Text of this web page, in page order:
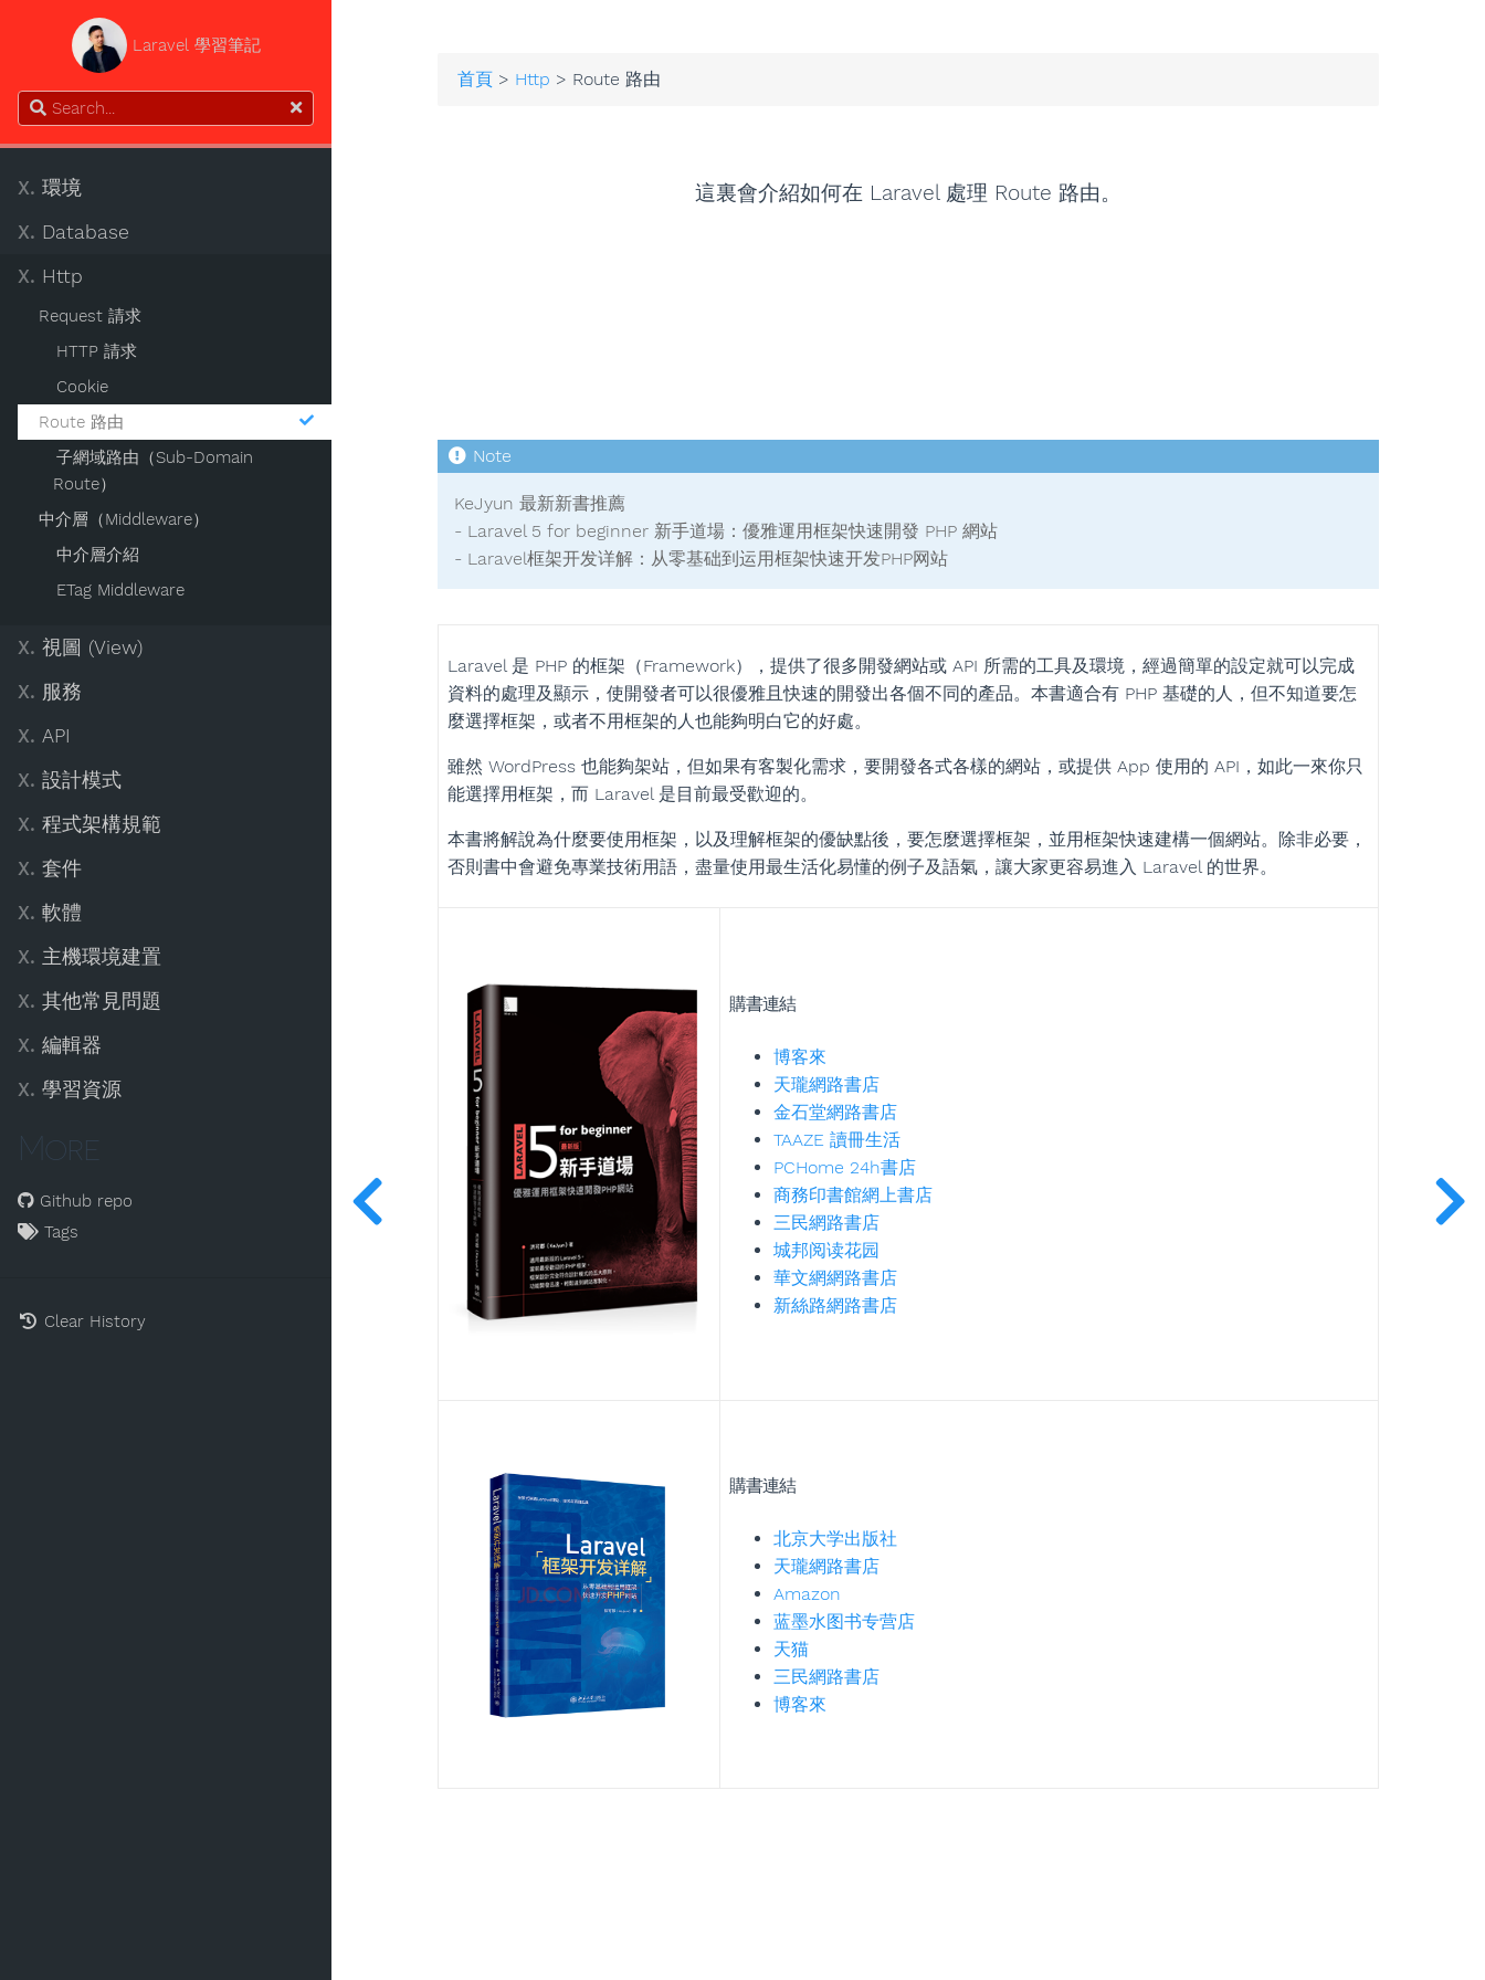
Laravel 學習筆記
X. 環境
X. Database
X. Http
Request 請求
HTTP 請求
Cookie
Route 路由
子網域路由（Sub-Domain
Route）
中介層（Middleware）
中介層介紹
ETag Middleware
X. 視圖 (View)
X. 服務
X. API
X. 設計模式
X. 程式架構規範
X. 套件
X. 軟體
X. 主機環境建置
X. 其他常見問題
X. 編輯器
X. 學習資源
More
Github repo
Tags
Clear History
首頁> Http > Route 路由
這裏會介紹如何在 Laravel 處理 Route 路由。
KeJyun 最新新書推薦
- Laravel 5 for beginner 新手道場：優雅運用框架快速開發 PHP 網站
- Laravel框架开发详解：从零基础到运用框架快速开发PHP网站
Laravel 是 PHP 的框架（Framework），提供了很多開發網站或 API 所需的工具及環境，經過簡單的設定就可以完成
資料的處理及顯示，使開發者可以很優雅且快速的開發出各個不同的產品。本書適合有 PHP 基礎的人，但不知道要怎
麼選擇框架，或者不用框架的人也能夠明白它的好處。
雖然 WordPress 也能夠架站，但如果有客製化需求，要開發各式各樣的網站，或提供 App 使用的 API，如此一來你只
能選擇用框架，而 Laravel 是目前最受歡迎的。
本書將解說為什麼要使用框架，以及理解框架的優缺點後，要怎麼選擇框架，並用框架快速建構一個網站。除非必要，
否則書中會避免專業技術用語，盡量使用最生活化易懂的例子及語氣，讓大家更容易進入 Laravel 的世界。
購書連結
博客來
天瓏網路書店
金石堂網路書店
TAAZE 讀冊生活
PCHome 24h書店
商務印書館網上書店
三民網路書店
城邦阅读花园
華文網網路書店
新絲路網路書店
購書連結
北京大学出版社
天瓏網路書店
Amazon
蓝墨水图书专营店
天猫
三民網路書店
博客來